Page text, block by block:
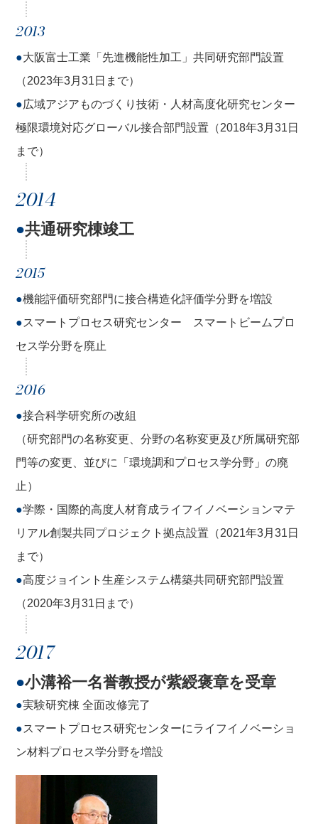
2013
●大阪富士工業「先進機能性加工」共同研究部門設置
（2023年3月31日まで）
●広域アジアものづくり技術・人材高度化研究センター
極限環境対応グローバル接合部門設置（2018年3月31日
まで）
2014
●共通研究棟竣工
2015
●機能評価研究部門に接合構造化評価学分野を増設
●スマートプロセス研究センター スマートビームプロ
セス学分野を廃止
2016
●接合科学研究所の改組
（研究部門の名称変更、分野の名称変更及び所属研究部
門等の変更、並びに「環境調和プロセス学分野」の廃
止）
●学際・国際的高度人材育成ライフイノベーションマテ
リアル創製共同プロジェクト拠点設置（2021年3月31日
まで）
●高度ジョイント生産システム構築共同研究部門設置
（2020年3月31日まで）
2017
●小溝裕一名誉教授が紫綬褒章を受章
●実験研究棟 全面改修完了
●スマートプロセス研究センターにライフイノベーショ
ン材料プロセス学分野を増設